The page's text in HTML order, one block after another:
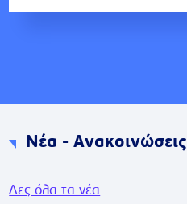
Νέα - Ανακοινώσεις
Δες όλα τα νέα